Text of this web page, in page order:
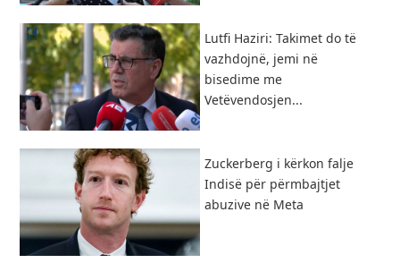
Lutfi Haziri: Takimet do të
vazhdojnë, jemi në
bisedime me
Vetëvendosjen...
Zuckerberg i kërkon falje
Indisë për përmbajtjet
abuzive në Meta